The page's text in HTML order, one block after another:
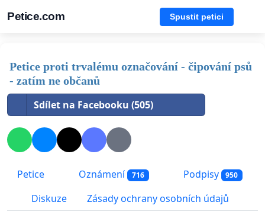
Petice.com Spustit petici
Petice proti trvalému označování - čipování psů
- zatím ne občanů
Sdílet na Facebooku (505)
Petice Oznámení 716 Podpisy 950
Diskuze Zásady ochrany osobních údajů